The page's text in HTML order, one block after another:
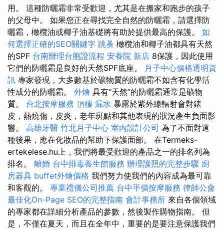
用。 這種防曬霜非常受歡迎，尤其是在搬家和跑步的孩子
的父母中。 如果您正在尋找完全自然的防曬霜，請選擇防
曬霜，橄欖油或椰子油基礎將有助於提供最高的保護。 如
何選擇正確的SEO關鍵字 跳蚤 橄欖油和椰子油都具有天然
的SPF 台南辦理台胞證流程 安養院 新店 8保護，因此使用
它們的防曬霜是良好的天然SPF底座。 月子中心價格透明資
訊 專家發現，大多數基於礦物質的防曬霜不如含有化學活
性成分的防曬霜。 外燴 具有“天然”的防曬霜通常是礦物
質。 台北按摩服務 頂樓 漏水 暴露於紫外線輻射會對錶
皮，熱燒傷，皮炎，老年斑點和其他表現的狀況產生負面影
響。 高雄牙醫 竹北月子中心 室內設計公司 為了不面對這
種後果，應在化妝品的幫助下保護面部。 在Termeks-
ertekelese.hu上，我們將最受歡迎的產品之一的排名列為
排名。 離婚 台中排毒養生館服務 辦理護照的完整步驟 廚
房器具 buffet外燴價格 我們努力使我們的內容成為最可靠
和客觀的。 專業禮儀公司推薦 台中平價按摩服務 律師公會
最佳化On-Page SEO的完整指南 會計事務所 來自各個領域
的專家都在詳細分析產品的參數，然後製作購物指南。 但
是，不僅在夏天，而且在全年中，重要的是要注意保護我們